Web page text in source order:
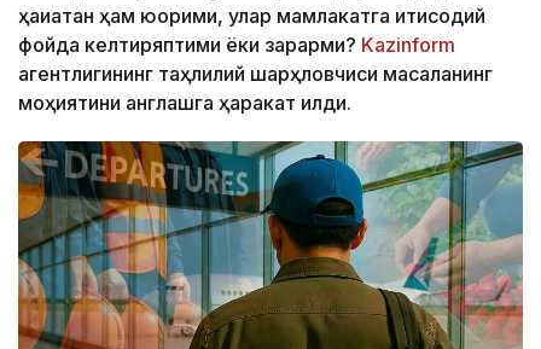
ҳақиқатан ҳам юқорими, улар мамлакатга иқтисодий
фойда келтиряптими ёки зарарми? Kazinform
агентлигининг таҳлилий шарҳловчиси масаланинг
моҳиятини англашга ҳаракат қилди.